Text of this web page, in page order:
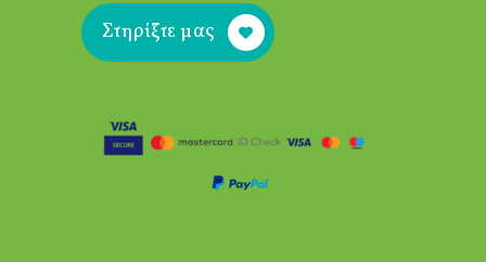
Στηρίξτε μας